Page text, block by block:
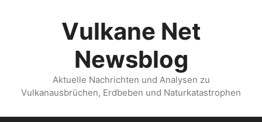
Vulkane Net
Newsblog
Aktuelle Nachrichten und Analysen zu
Vulkanausbrüchen, Erdbeben und Naturkatastrophen